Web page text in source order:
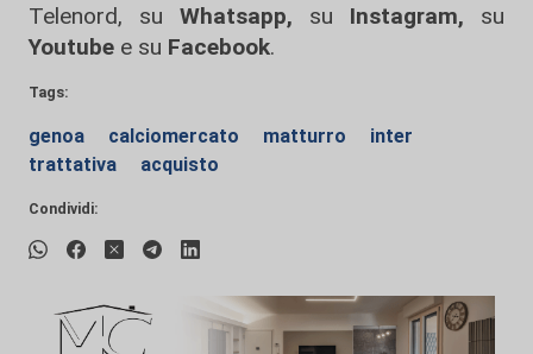
Telenord, su
Whatsapp, su Instagram, su
Youtube e su Facebook.
Tags:
genoa calciomercato matturro
inter
trattativa
acquisto
Condividi: